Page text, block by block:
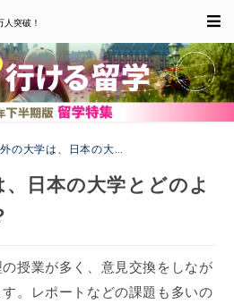
人突破！
の大学は、日本の大学とどのように違うの
日本の大学とどのよ
授業が多く、意見交換をしなが
。レポートなどの課題も多いの